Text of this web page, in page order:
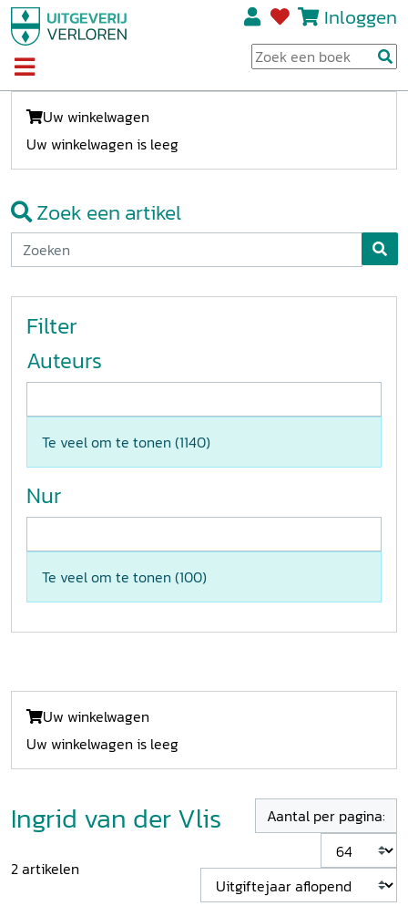
Inloggen
Uw winkelwagen
Uw winkelwagen is leeg
Zoek een artikel
Filter
Auteurs
Te veel om te tonen (1140)
Nur
Te veel om te tonen (100)
Uw winkelwagen
Uw winkelwagen is leeg
Ingrid van der Vlis
2artikelen
Aantal per pagina: